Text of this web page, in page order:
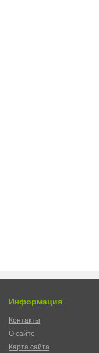
Информация
Контакты
О сайте
Карта сайта